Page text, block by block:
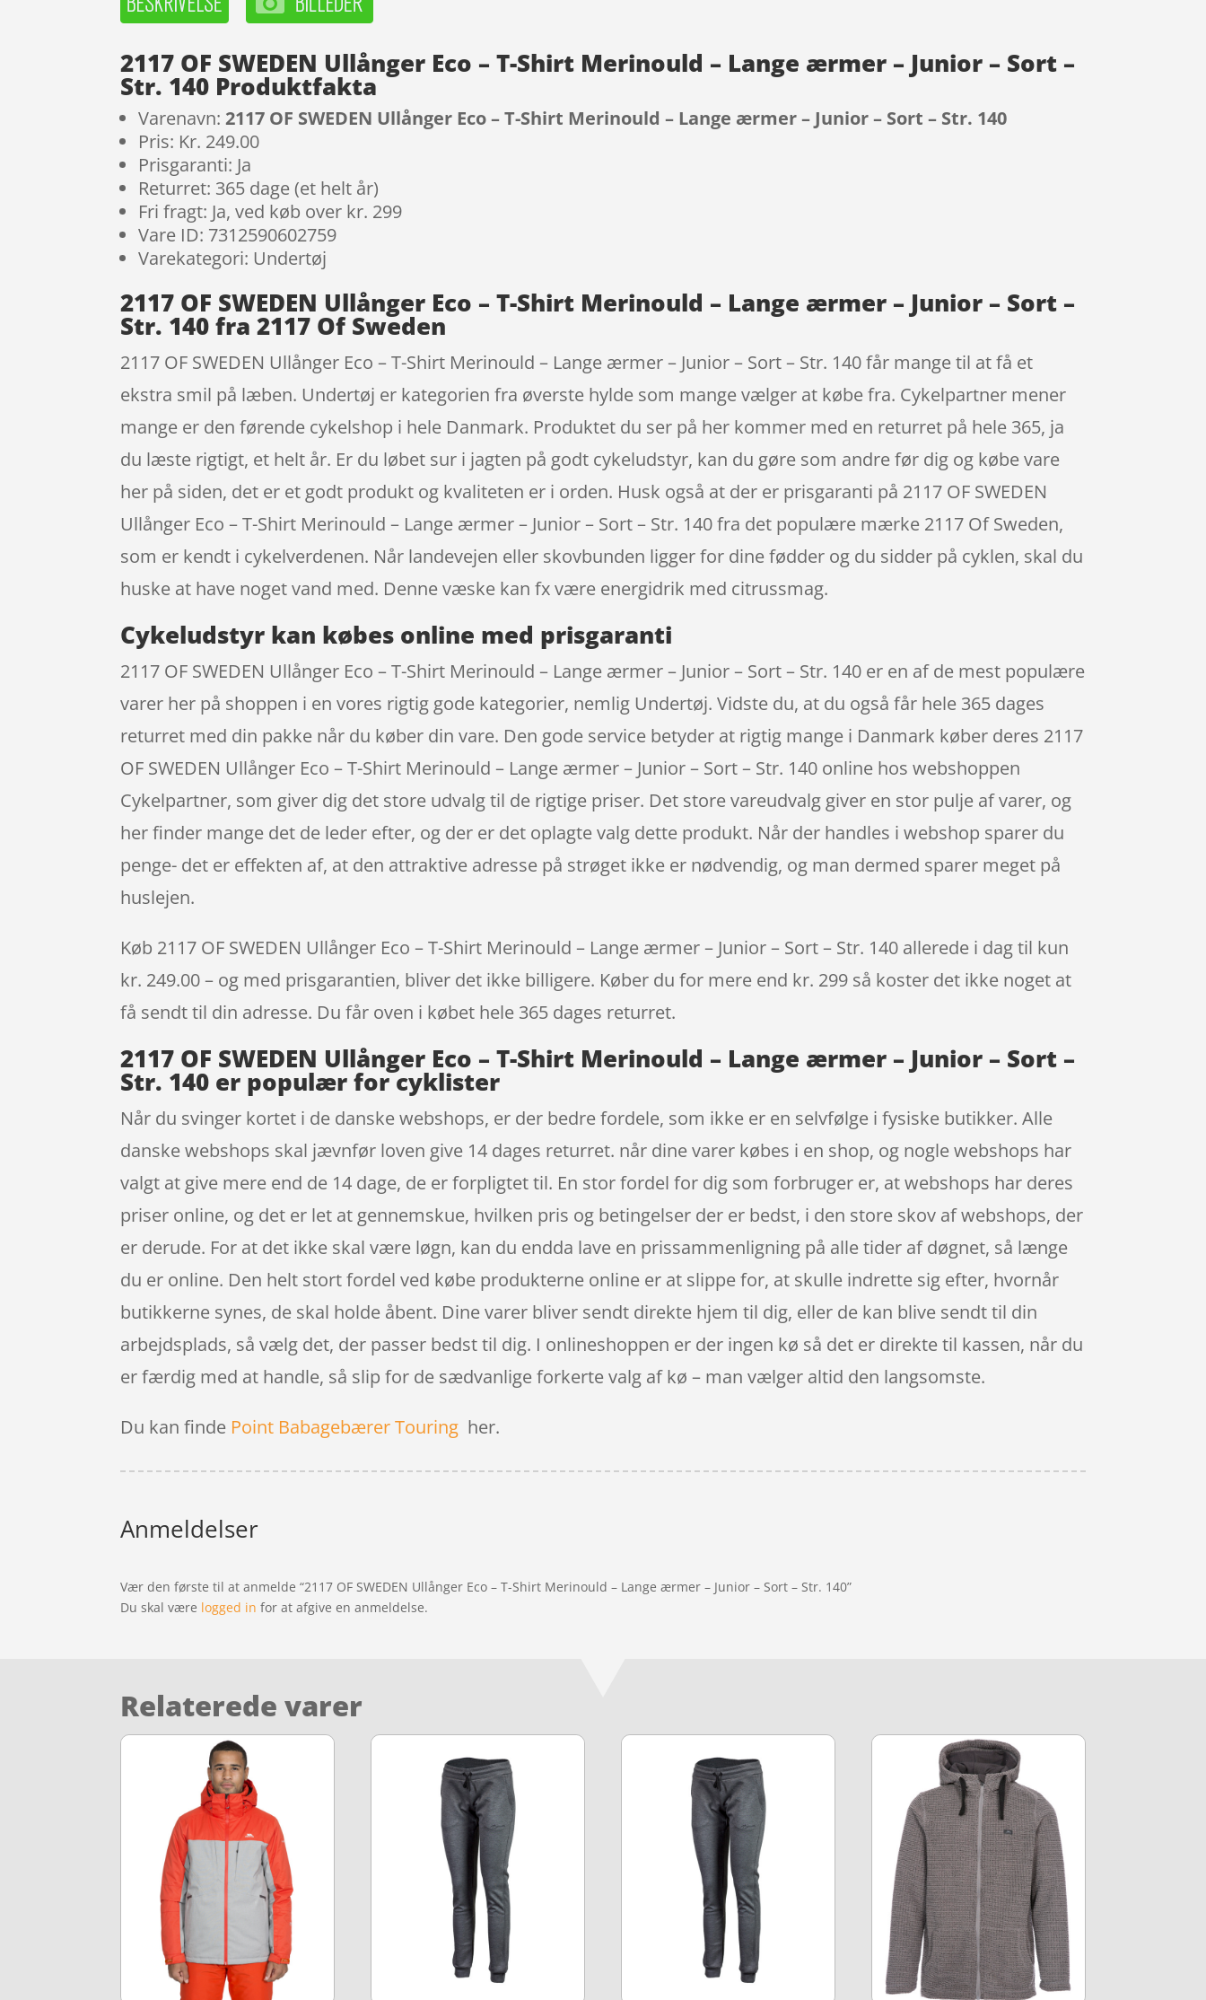
2117 OF SWEDEN Ullånger Eco – T-Shirt Merinould – Lange ærmer – Junior – Sort –
Str. 140 Produktfakta
Varenavn:2117 OF SWEDEN Ullånger Eco – T-Shirt Merinould – Lange ærmer – Junior – Sort – Str. 140
Pris: Kr. 249.00
Prisgaranti: Ja
Returret: 365 dage (et helt år)
Fri fragt: Ja, ved køb over kr. 299
Vare ID: 7312590602759
Varekategori: Undertøj
2117 OF SWEDEN Ullånger Eco – T-Shirt Merinould – Lange ærmer – Junior – Sort –
Str. 140 fra 2117 Of Sweden
2117 OF SWEDEN Ullånger Eco – T-Shirt Merinould – Lange ærmer – Junior – Sort – Str. 140 får mange til at få et
ekstra smil på læben. Undertøj er kategorien fra øverste hylde som mange vælger at købe fra. Cykelpartner mener
mange er den førende cykelshop i hele Danmark. Produktet du ser på her kommer med en returret på hele 365, ja
du læste rigtigt, et helt år. Er du løbet sur i jagten på godt cykeludstyr, kan du gøre som andre før dig og købe vare
her på siden, det er et godt produkt og kvaliteten er i orden. Husk også at der er prisgaranti på 2117 OF SWEDEN
Ullånger Eco – T-Shirt Merinould – Lange ærmer – Junior – Sort – Str. 140 fra det populære mærke 2117 Of Sweden,
som er kendt i cykelverdenen. Når landevejen eller skovbunden ligger for dine fødder og du sidder på cyklen, skal du
huske at have noget vand med. Denne væske kan fx være energidrik med citrussmag.
Cykeludstyr kan købes online med prisgaranti
2117 OF SWEDEN Ullånger Eco – T-Shirt Merinould – Lange ærmer – Junior – Sort – Str. 140 er en af de mest populære
varer her på shoppen i en vores rigtig gode kategorier, nemlig Undertøj. Vidste du, at du også får hele 365 dages
returret med din pakke når du køber din vare. Den gode service betyder at rigtig mange i Danmark køber deres 2117
OF SWEDEN Ullånger Eco – T-Shirt Merinould – Lange ærmer – Junior – Sort – Str. 140 online hos webshoppen
Cykelpartner, som giver dig det store udvalg til de rigtige priser. Det store vareudvalg giver en stor pulje af varer, og
her finder mange det de leder efter, og der er det oplagte valg dette produkt. Når der handles i webshop sparer du
penge- det er effekten af, at den attraktive adresse på strøget ikke er nødvendig, og man dermed sparer meget på
huslejen.
Køb 2117 OF SWEDEN Ullånger Eco – T-Shirt Merinould – Lange ærmer – Junior – Sort – Str. 140 allerede i dag til kun
kr. 249.00 – og med prisgarantien, bliver det ikke billigere. Køber du for mere end kr. 299 så koster det ikke noget at
få sendt til din adresse. Du får oven i købet hele 365 dages returret.
2117 OF SWEDEN Ullånger Eco – T-Shirt Merinould – Lange ærmer – Junior – Sort –
Str. 140 er populær for cyklister
Når du svinger kortet i de danske webshops, er der bedre fordele, som ikke er en selvfølge i fysiske butikker. Alle
danske webshops skal jævnfør loven give 14 dages returret. når dine varer købes i en shop, og nogle webshops har
valgt at give mere end de 14 dage, de er forpligtet til. En stor fordel for dig som forbruger er, at webshops har deres
priser online, og det er let at gennemskue, hvilken pris og betingelser der er bedst, i den store skov af webshops, der
er derude. For at det ikke skal være løgn, kan du endda lave en prissammenligning på alle tider af døgnet, så længe
du er online. Den helt stort fordel ved købe produkterne online er at slippe for, at skulle indrette sig efter, hvornår
butikkerne synes, de skal holde åbent. Dine varer bliver sendt direkte hjem til dig, eller de kan blive sendt til din
arbejdsplads, så vælg det, der passer bedst til dig. I onlineshoppen er der ingen kø så det er direkte til kassen, når du
er færdig med at handle, så slip for de sædvanlige forkerte valg af kø – man vælger altid den langsomste.
Du kan finde Point Babagebærer Touring her.
Anmeldelser
Vær den første til at anmelde “2117 OF SWEDEN Ullånger Eco – T-Shirt Merinould – Lange ærmer – Junior – Sort – Str. 140”
Du skal være logged in for at afgive en anmeldelse.
Relaterede varer